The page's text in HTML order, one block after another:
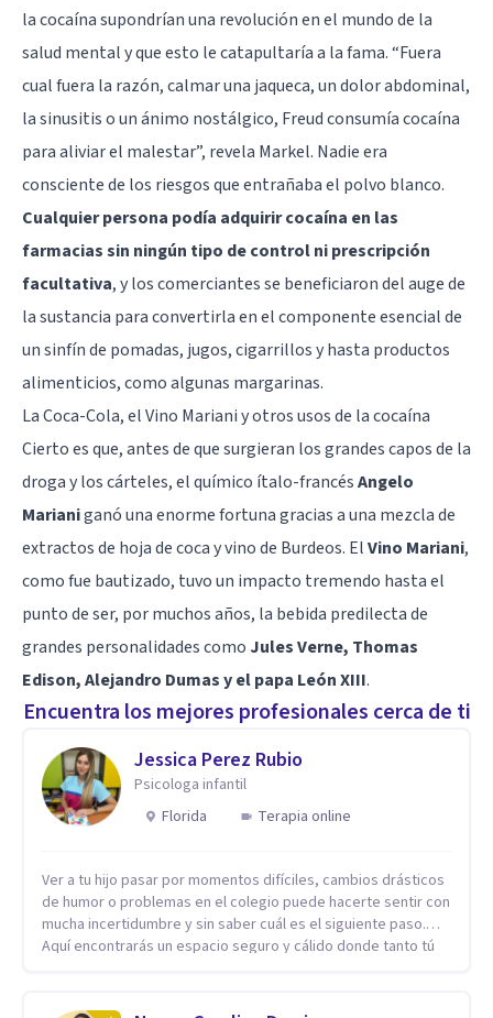
la cocaína supondrían una revolución en el mundo de la
salud mental y que esto le catapultaría a la fama. “Fuera
cual fuera la razón, calmar una jaqueca, un dolor abdominal,
la sinusitis o un ánimo nostálgico, Freud consumía cocaína
para aliviar el malestar”, revela Markel. Nadie era
consciente de los riesgos que entrañaba el polvo blanco.
Cualquier persona podía adquirir cocaína en las
farmacias sin ningún tipo de control ni prescripción
facultativa, y los comerciantes se beneficiaron del auge de
la sustancia para convertirla en el componente esencial de
un sinfín de pomadas, jugos, cigarrillos y hasta productos
alimenticios, como algunas margarinas.
La Coca-Cola, el Vino Mariani y otros usos de la cocaína
Cierto es que, antes de que surgieran los grandes capos de la
droga y los cárteles, el químico ítalo-francésAngelo
Marianiganó una enorme fortuna gracias a una mezcla de
extractos de hoja de coca y vino de Burdeos. ElVino Mariani,
como fue bautizado, tuvo un impacto tremendo hasta el
punto de ser, por muchos años, la bebida predilecta de
grandes personalidades como Jules Verne, Thomas
Edison, Alejandro Dumas y el papa León XIII.
Encuentra los mejores profesionales cerca de ti
Jessica Perez Rubio
Psicologa infantil
Florida
Terapia online
Ver a tu hijo pasar por momentos difíciles, cambios drásticos
de humor o problemas en el colegio puede hacerte sentir con
mucha incertidumbre y sin saber cuál es el siguiente paso.
Aquí encontrarás un espacio seguro y cálido donde tanto tú
casa. Me especializo en guiar a familias a través de